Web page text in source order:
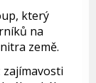
který
na
země.